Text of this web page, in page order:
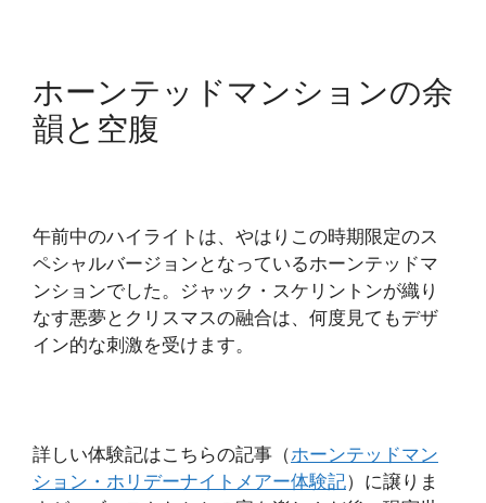
ホーンテッドマンションの余
韻と空腹
午前中のハイライトは、やはりこの時期限定のス
ペシャルバージョンとなっているホーンテッドマ
ンションでした。ジャック・スケリントンが織り
なす悪夢とクリスマスの融合は、何度見てもデザ
イン的な刺激を受けます。
詳しい体験記はこちらの記事（ホーンテッドマン
ション・ホリデーナイトメアー体験記）に譲りま